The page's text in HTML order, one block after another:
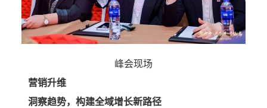
峰会现场
营销升维
洞察趋势，构建全域增长新路径